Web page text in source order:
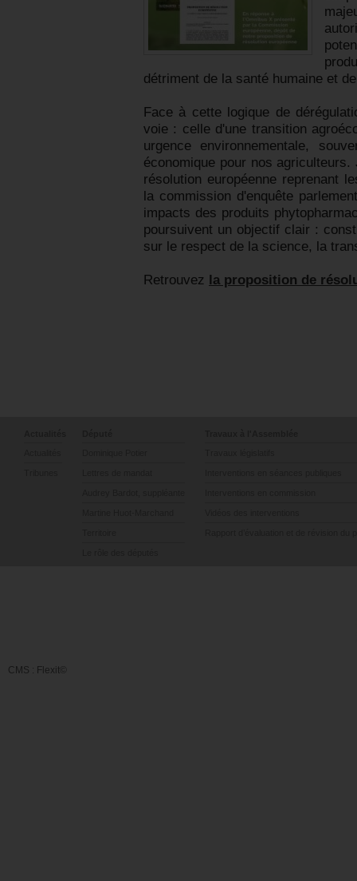
détriment de la santé humaine et
Face à cette logique de
voie : celle d'une transition
urgence environnementale,
économique pour nos
résolution européenne reprenant
la commission d'enquête
impacts des produits
poursuivent un objectif clair :
sur le respect de la science, la
Retrouvez la proposition de
CMS : Flexit©